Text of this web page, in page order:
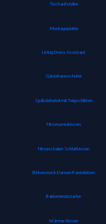
Tischaufsteller
Montageplatte
Living Dress Assistant
Gästehausschuhe
Spätzlehobel mit Teigschlitten
Hirsespreukissen
Hirseschalen Schlafkissen
Birkenstock Damen Pantoletten
Batterienotstarter
Wärme-Kissen